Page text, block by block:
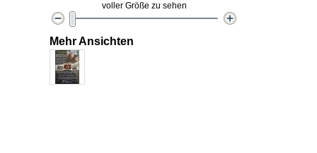
voller Größe zu sehen
Mehr Ansichten